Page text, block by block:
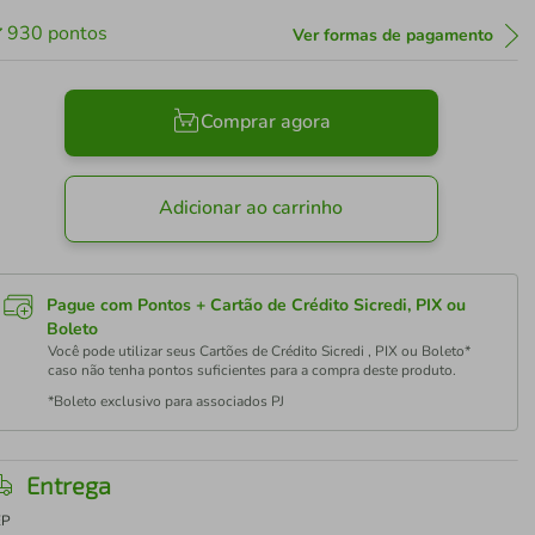
930 pontos Ver formas de pagamento
Comprar agora
Adicionar ao carrinho
Pague com Pontos + Cartão de Crédito Sicredi, PIX ou
Boleto
Você pode utilizar seus Cartões de Crédito Sicredi , PIX ou Boleto*
caso não tenha pontos suficientes para a compra deste produto.
*Boleto exclusivo para associados PJ
Entrega